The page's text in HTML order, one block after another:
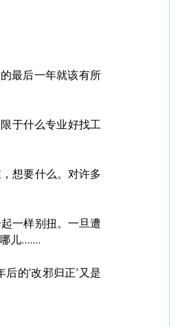
最后一年就该有所
于什么专业好找工
想要什么。对许多
一样别扭。一旦遭
儿.......
的‘改邪归正’又是